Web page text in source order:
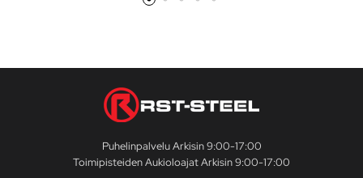
Puhelinpalvelu Arkisin 9:00-17:00
Toimipisteiden Aukioloajat Arkisin 9:00-17:00